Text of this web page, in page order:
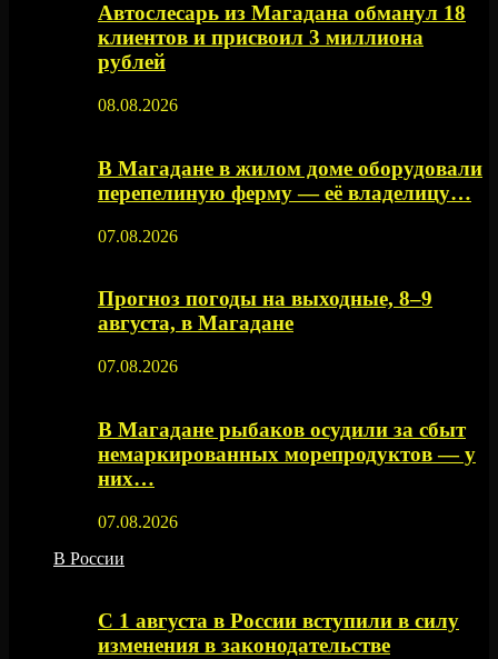
Автослесарь из Магадана обманул 18
клиентов и присвоил 3 миллиона
рублей
08.08.2026
В Магадане в жилом доме оборудовали
перепелиную ферму — её владелицу…
07.08.2026
Прогноз погоды на выходные, 8–9
августа, в Магадане
07.08.2026
В Магадане рыбаков осудили за сбыт
немаркированных морепродуктов — у
них…
07.08.2026
В России
С 1 августа в России вступили в силу
изменения в законодательстве